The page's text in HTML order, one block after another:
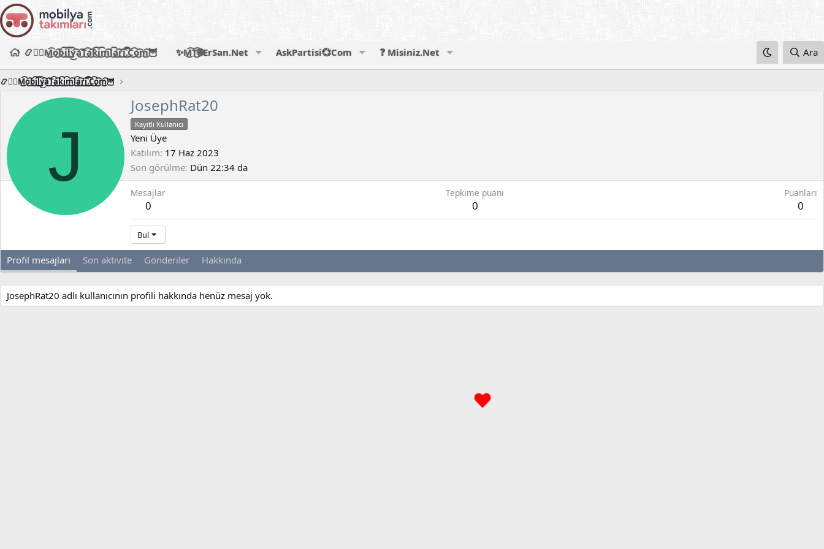
📿🧙‍♂️M͜͡o͜͡b͜͡i͜͡l͜͡y͜͡a͜͡T͜͡a͜͡k͜͡i͜͡m͜͡l͜͡a͜͡r͜͡i͜͡.͜͡C͜͡o͜͡m͜͡🦉 ✨M͜͡T͜͡🌐ErSan.Net AskPartisi💞Com ❓ Misiniz.Net Ara
📿🧙‍♂️M͜͡o͜͡b͜͡i͜͡l͜͡y͜͡a͜͡T͜͡a͜͡k͜͡i͜͡m͜͡l͜͡a͜͡r͜͡i͜͡.͜͡C͜͡o͜͡m͜͡🦉
J
JosephRat20
Kayıtlı Kullanıcı
Yeni Üye
Katılım 17 Haz 2023
Son görülme Dün 22:34 da
Mesajlar
0
Tepkime puanı
0
Puanları
0
Bul
Profil mesajları Son aktivite Gönderiler Hakkında
JosephRat20 adlı kullanıcının profili hakkında henüz mesaj yok.